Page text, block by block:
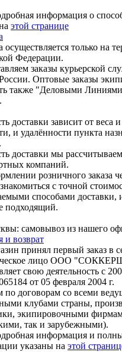
информация о
этой странице
осуществляется только на
Федерации.
заказы курьерской
Оптовые заказы
также "Деловыми
доставки зависит от веса и
и удалённости пункта
доставки мы
компаний.
розничного заказа
с точной
способами доставки,
подходящий.
самовывоз из нашего
и возврат
принял первый заказ в
лицо ООО
свою деятельность с
от 05 февраля 2004 г.
по договорам со всеми
клубами страны,
экипировочными
так и зарубежными).
информация и
указаны на этой